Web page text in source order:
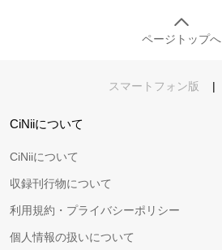
ページトップへ
スマートフォン版 |
CiNiiについて
CiNiiについて
収録刊行物について
利用規約・プライバシーポリシー
個人情報の扱いについて